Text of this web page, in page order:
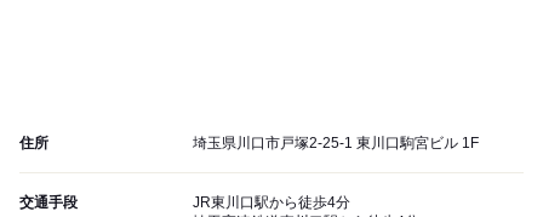
住所 埼玉県川口市戸塚2-25-1 東川口駒宮ビル 1F
交通手段
JR東川口駅から徒歩4分